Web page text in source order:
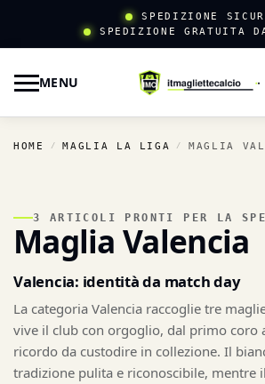
SPEDIZIONE
SPEDIZIONE GRATUITA
MENU
HOME / MAGLIA LA LIGA / MAGLIA
3 ARTICOLI PRONTI PER LA
Maglia Valencia
Valencia: identità da match day
La categoria Valencia raccoglie tre
vive il club con orgoglio, dal primo coro
ricordo da custodire in collezione. Il
tradizione pulita e riconoscibile, mentre